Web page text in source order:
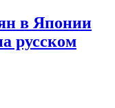
в Японии
русском